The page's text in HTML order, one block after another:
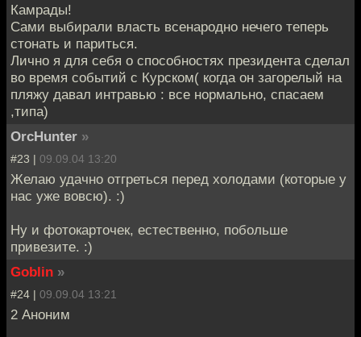
Камрады!
Сами выбирали власть всенародно нечего теперь
стонать и париться.
Лично я для себя о способностях президента сделал
во время событий с Курском( когда он загорелый на
пляжу давал интравью : все нормально, спасаем
,типа)
OrcHunter »
#23 | 09.09.04 13:20
Желаю удачно отгреться перед холодами (которые у
нас уже вовсю). :)
Ну и фотокарточек, естественно, побольше
привезите. :)
Goblin »
#24 | 09.09.04 13:21
2 Аноним